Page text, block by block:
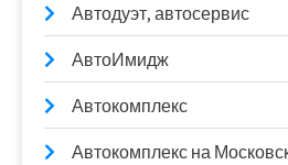
Автодуэт, автосервис
АвтоИмидж
Автокомплекс
Автокомплекс на